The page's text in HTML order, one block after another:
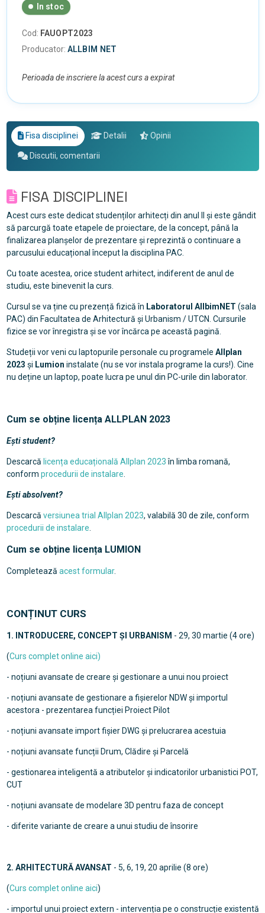
In stoc
Cod: FAUOPT2023
Producator: ALLBIM NET
Perioada de inscriere la acest curs a expirat
Fisa disciplinei Detalii Opinii
Discutii, comentarii
FISA DISCIPLINEI
Acest curs este dedicat studenților arhitecți din anul II și este gândit
să parcurgă toate etapele de proiectare, de la concept, până la
finalizarea planșelor de prezentare și reprezintă o continuare a
parcusului educațional început la disciplina PAC.
Cu toate acestea, orice student arhitect, indiferent de anul de
studiu, este binevenit la curs.
Cursul se va ține cu prezență fizică în Laboratorul AllbimNET (sala
PAC) din Facultatea de Arhitectură și Urbanism / UTCN. Cursurile
fizice se vor înregistra și se vor încărca pe această pagină.
Studeții vor veni cu laptopurile personale cu programele Allplan
2023 și Lumion instalate (nu se vor instala programe la curs!). Cine
nu deține un laptop, poate lucra pe unul din PC-urile din laborator.
Cum se obține licența ALLPLAN 2023
Ești student?
Descarcă licența educațională Allplan 2023în limba romană,
conform procedurii de instalare
Ești absolvent?
Descarcă versiunea trial Allplan 2023, valabilă 30 de zile, conform
procedurii de instalare
Cum se obține licența LUMION
Completează acest formular.
CONȚINUT CURS
1. INTRODUCERE, CONCEPT ȘI URBANISM - 29, 30 martie (4 ore)
(Curs complet online aici)
- noțiuni avansate de creare și gestionare a unui nou proiect
- noțiuni avansate de gestionare a fișierelor NDW și importul
acestora - prezentarea funcției Proiect Pilot
- noțiuni avansate import fișier DWG și prelucrarea acestuia
- noțiuni avansate funcții Drum, Clădire și Parcelă
- gestionarea inteligentă a atributelor și indicatorilor urbanistici POT,
CUT
- noțiuni avansate de modelare 3D pentru faza de concept
- diferite variante de creare a unui studiu de însorire
2. ARHITECTURĂ AVANSAT - 5, 6, 19, 20 aprilie (8 ore)
(Curs complet online aici)
- importul unui proiect extern - intervenția pe o construcție existentă